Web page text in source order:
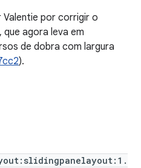
Valentie por corrigir o
, que agora leva em
de dobra com largura
).